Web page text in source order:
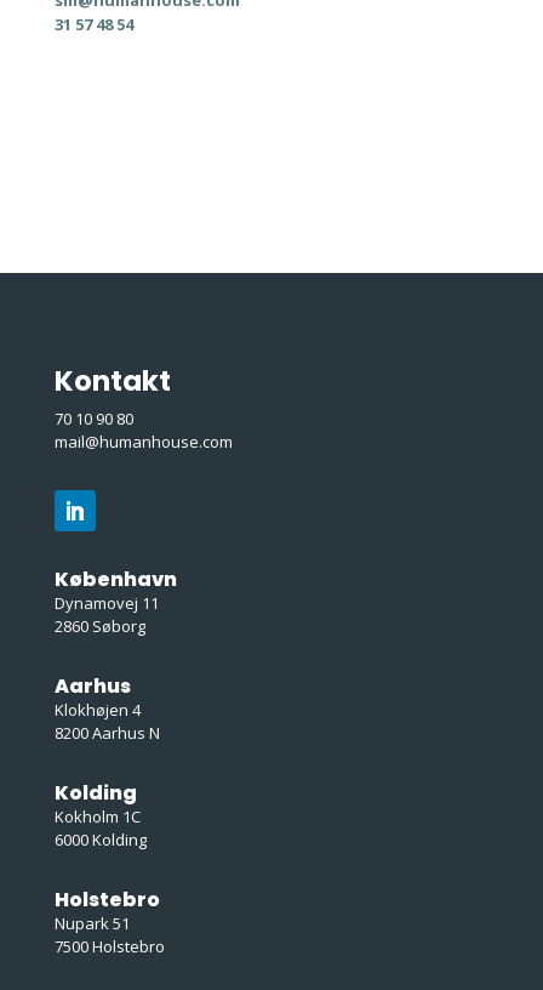
31 57 48 54
Kontakt
70 10 90 80
mail@humanhouse.com
København
Dynamovej 11
2860 Søborg
Aarhus
Klokhøjen 4
8200 Aarhus N
Kolding
Kokholm 1C
6000 Kolding
Holstebro
Nupark 51
7500 Holstebro